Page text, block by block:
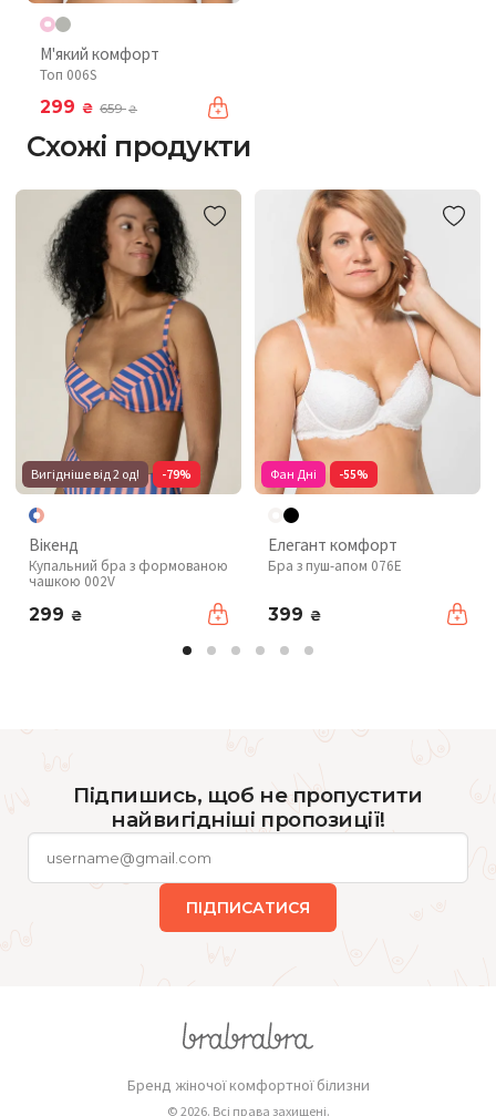
М'який комфорт
Топ 006S
299 ₴ 659₴
Схожі продукти
Вигідніше від 2 од! -79%
Вікенд
Купальний бра з формованою
чашкою 002V
299 ₴
Фан Дні -55%
Елегант комфорт
Бра з пуш-апом 076Е
399 ₴
Підпишись, щоб не пропустити
найвигідніші пропозиції!
ПІДПИСАТИСЯ
Бренд жіночої комфортної білизни
© 2026. Всі права захищені.